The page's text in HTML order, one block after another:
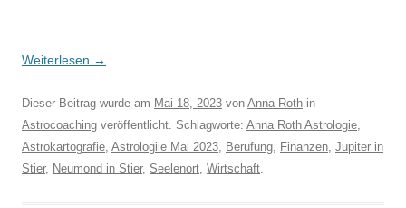
Weiterlesen →
Dieser Beitrag wurde am Mai 18, 2023 von Anna Roth in
Astrocoaching veröffentlicht. Schlagworte: Anna Roth Astrologie,
Astrokartografie, Astrologiie Mai 2023, Berufung, Finanzen, Jupiter in
Stier, Neumond in Stier, Seelenort, Wirtschaft.